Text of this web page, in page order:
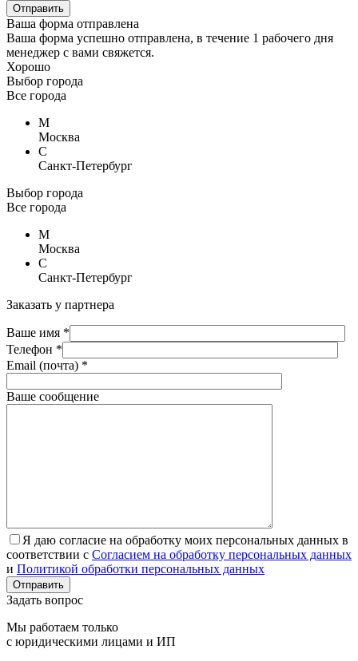
Отправить
Ваша форма отправлена
Ваша форма успешно отправлена, в течение 1 рабочего дня
менеджер с вами свяжется.
Хорошо
Выбор города
Все города
М
Москва
С
Санкт-Петербург
Выбор города
Все города
М
Москва
С
Санкт-Петербург
Заказать у партнера
Ваше имя *
Телефон *
Email (почта) *
Ваше сообщение
Я даю согласие на обработку моих персональных данных в
соответствии с Согласием на обработку персональных данных
и Политикой обработки персональных данных
Отправить
Задать вопрос
Мы работаем только
с юридическими лицами и ИП